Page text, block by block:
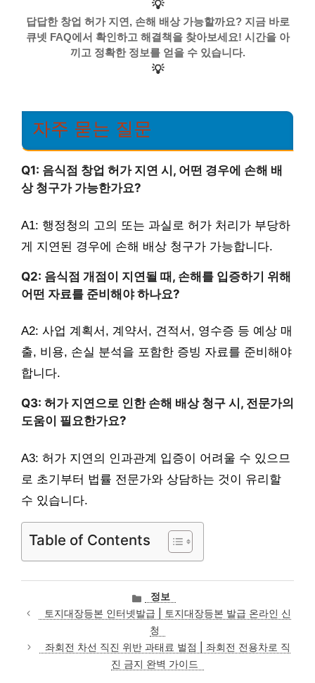
💡
답답한 창업 허가 지연, 손해 배상 가능할까요? 지금 바로
큐넷 FAQ에서 확인하고 해결책을 찾아보세요! 시간을 아
끼고 정확한 정보를 얻을 수 있습니다.
💡
자주 묻는 질문
Q1: 음식점 창업 허가 지연 시, 어떤 경우에 손해 배
상 청구가 가능한가요?
A1: 행정청의 고의 또는 과실로 허가 처리가 부당하
게 지연된 경우에 손해 배상 청구가 가능합니다.
Q2: 음식점 개점이 지연될 때, 손해를 입증하기 위해
어떤 자료를 준비해야 하나요?
A2: 사업 계획서, 계약서, 견적서, 영수증 등 예상 매
출, 비용, 손실 분석을 포함한 증빙 자료를 준비해야
합니다.
Q3: 허가 지연으로 인한 손해 배상 청구 시, 전문가의
도움이 필요한가요?
A3: 허가 지연의 인과관계 입증이 어려울 수 있으므
로 초기부터 법률 전문가와 상담하는 것이 유리할
수 있습니다.
Table of Contents
카
테
고
리
정보
토지대장등본 인터넷발급 | 토지대장등본 발급 온라인 신
청
좌회전 차선 직진 위반 과태료 벌점 | 좌회전 전용차로 직
진 금지 완벽 가이드